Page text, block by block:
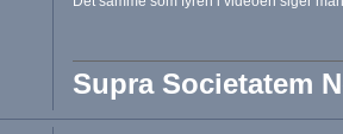
Supra Societatem